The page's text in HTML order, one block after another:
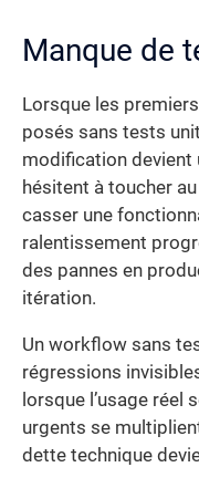
Manque de
Lorsque les
posés sans tests
modification devient
hésitent à toucher
casser une
ralentissement
des pannes en
itération.
Un workflow sans
régressions
lorsque l’usage réel
urgents se
dette technique